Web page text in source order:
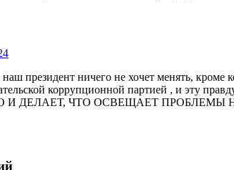
президент ничего не хочет менять, кроме
коррупционной партией , и
И ДЕЛАЕТ, ЧТО ОСВЕЩАЕТ ПРОБЛЕМЫ